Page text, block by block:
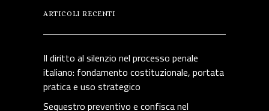
ARTICOLI RECENTI
Il diritto al silenzio nel processo penale
italiano: fondamento costituzionale, portata
pratica e uso strategico
Sequestro preventivo e confisca nel